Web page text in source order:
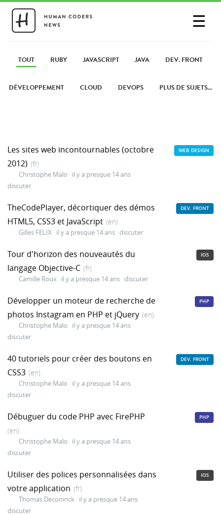
☰
PARTAGER UN LIEN
TOUT RUBY JAVASCRIPT JAVA DEV. FRONT
DÉVELOPPEMENT CLOUD DEVOPS PLUS DE SUJETS...
Les sites web incontournables (octobre
2012) (fr)
Christophe Malo
il y a presque 14 ans
discuter
WEB DESIGN
TheCodePlayer, décortiquer des démos
HTML5, CSS3 et JavaScript (en)
Gilles FELIX il y a presque 14 ans discuter
DEV. FRONT
Tour d'horizon des nouveautés du
langage Objective-C (fr)
Camille Roux il y a presque 14 ans discuter
IOS
Développer un moteur de recherche de
photos Instagram en PHP et jQuery (en)
Christophe Malo
il y a presque 14 ans
discuter
PHP
40 tutoriels pour créer des boutons en
CSS3 (en)
Christophe Malo
il y a presque 14 ans
discuter
DEV. FRONT
Débuguer du code PHP avec FirePHP
(en)
Christophe Malo
il y a presque 14 ans
discuter
PHP
Utiliser des polices personnalisées dans
votre application (fr)
Thomas Deconinck il y a presque 14 ans
discuter
IOS